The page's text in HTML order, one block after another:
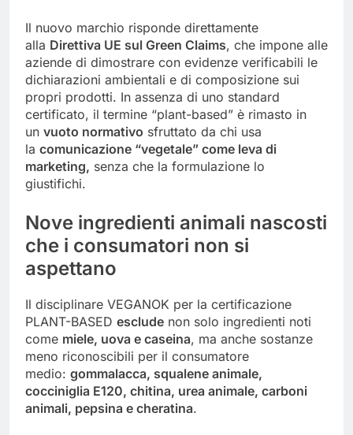
Il nuovo marchio risponde direttamente
alla Direttiva UE sul Green Claims, che impone alle
aziende di dimostrare con evidenze verificabili le
dichiarazioni ambientali e di composizione sui
propri prodotti. In assenza di uno standard
certificato, il termine “plant-based” è rimasto in
un vuoto normativo sfruttato da chi usa
la comunicazione “vegetale” come leva di
marketing, senza che la formulazione lo
giustifichi.
Nove ingredienti animali nascosti
che i consumatori non si
aspettano
Il disciplinare VEGANOK per la certificazione
PLANT-BASED esclude non solo ingredienti noti
come miele, uova e caseina, ma anche sostanze
meno riconoscibili per il consumatore
medio: gommalacca, squalene animale,
cocciniglia E120, chitina, urea animale, carboni
animali, pepsina e cheratina.